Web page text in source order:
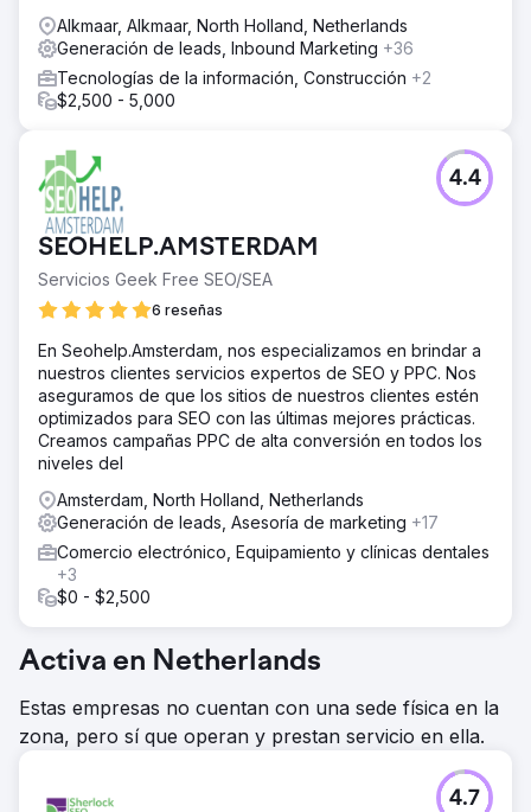
Alkmaar, Alkmaar, North Holland, Netherlands
Generación de leads, Inbound Marketing +36
Tecnologías de la información, Construcción +2
$2,500 - 5,000
SEOHELP.AMSTERDAM
Servicios Geek Free SEO/SEA
6 reseñas
4.4
En Seohelp.Amsterdam, nos especializamos en brindar a
nuestros clientes servicios expertos de SEO y PPC. Nos
aseguramos de que los sitios de nuestros clientes estén
optimizados para SEO con las últimas mejores prácticas.
Creamos campañas PPC de alta conversión en todos los
niveles del
Amsterdam, North Holland, Netherlands
Generación de leads, Asesoría de marketing +17
Comercio electrónico, Equipamiento y clínicas dentales
+3
$0 - $2,500
Activa en Netherlands
Estas empresas no cuentan con una sede física en la
zona, pero sí que operan y prestan servicio en ella.
4.7